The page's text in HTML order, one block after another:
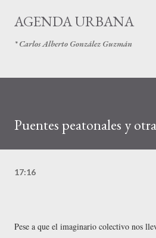
Ir al contenido
AGENDA URBANA
* Carlos Alberto González Guzmán
Puentes peatonales y
17:16
Pese a que el imaginario colectivo nos